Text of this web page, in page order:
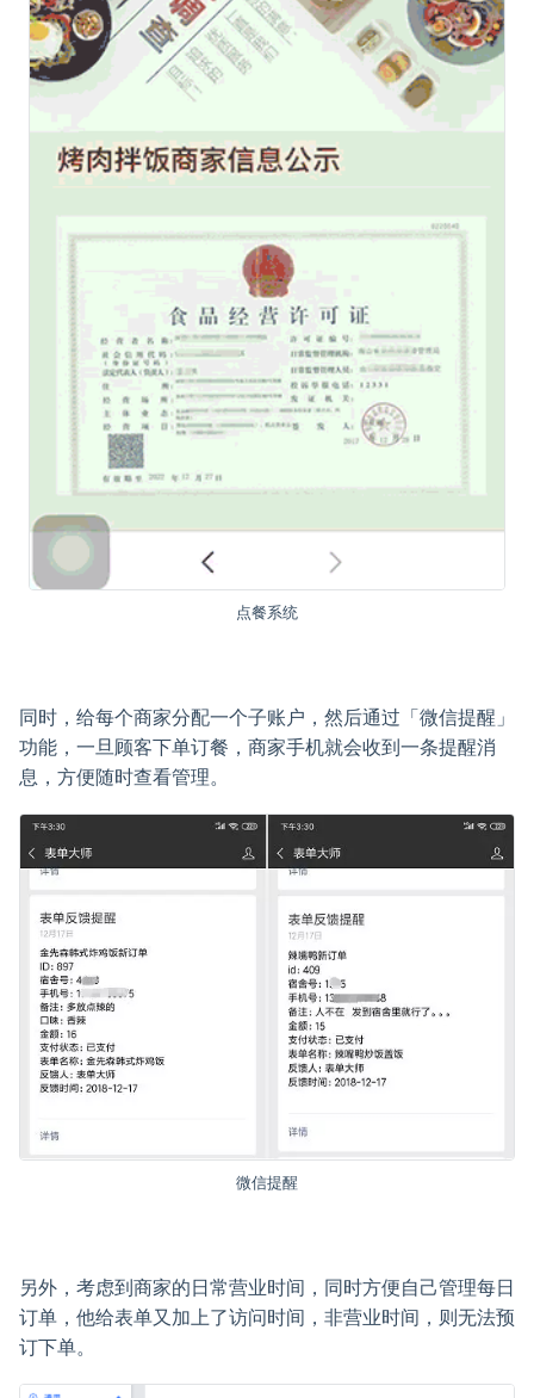
点餐系统
同时，给每个商家分配一个子账户，然后通过「微信提醒」
功能，一旦顾客下单订餐，商家手机就会收到一条提醒消
息，方便随时查看管理。
微信提醒
另外，考虑到商家的日常营业时间，同时方便自己管理每日
订单，他给表单又加上了访问时间，非营业时间，则无法预
订下单。